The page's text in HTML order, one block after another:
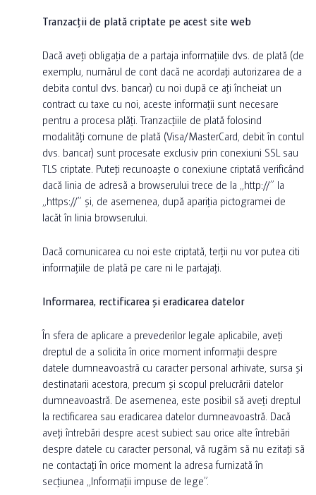
Tranzacții de plată criptate pe acest site web
Dacă aveți obligația de a partaja informațiile dvs. de plată (de
exemplu, numărul de cont dacă ne acordați autorizarea de a
debita contul dvs. bancar) cu noi după ce ați încheiat un
contract cu taxe cu noi, aceste informații sunt necesare
pentru a procesa plăți. Tranzacțiile de plată folosind
modalități comune de plată (Visa/MasterCard, debit în contul
dvs. bancar) sunt procesate exclusiv prin conexiuni SSL sau
TLS criptate. Puteți recunoaște o conexiune criptată verificând
dacă linia de adresă a browserului trece de la „http://” la
„https://” și, de asemenea, după apariția pictogramei de
lacăt în linia browserului.
Dacă comunicarea cu noi este criptată, terții nu vor putea citi
informațiile de plată pe care ni le partajați.
Informarea, rectificarea și eradicarea datelor
În sfera de aplicare a prevederilor legale aplicabile, aveți
dreptul de a solicita în orice moment informații despre
datele dumneavoastră cu caracter personal arhivate, sursa și
destinatarii acestora, precum și scopul prelucrării datelor
dumneavoastră. De asemenea, este posibil să aveți dreptul
la rectificarea sau eradicarea datelor dumneavoastră. Dacă
aveți întrebări despre acest subiect sau orice alte întrebări
despre datele cu caracter personal, vă rugăm să nu ezitați să
ne contactați în orice moment la adresa furnizată în
secțiunea „Informații impuse de lege”.